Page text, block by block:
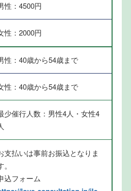
性：4500円
性：2000円
性：40歳から54歳まで
性：40歳から54歳まで
少催行人数：男性4人・女性4
支払いは事前お振込となりま
。
込フォーム